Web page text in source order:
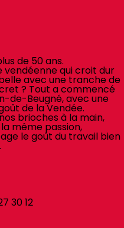
de 50 ans.
qui croit dur
avec une tranche de
? Tout a commencé
de-Beugné, avec une
de la Vendée.
brioches à la main,
même passion,
le goût du travail bien
30 12